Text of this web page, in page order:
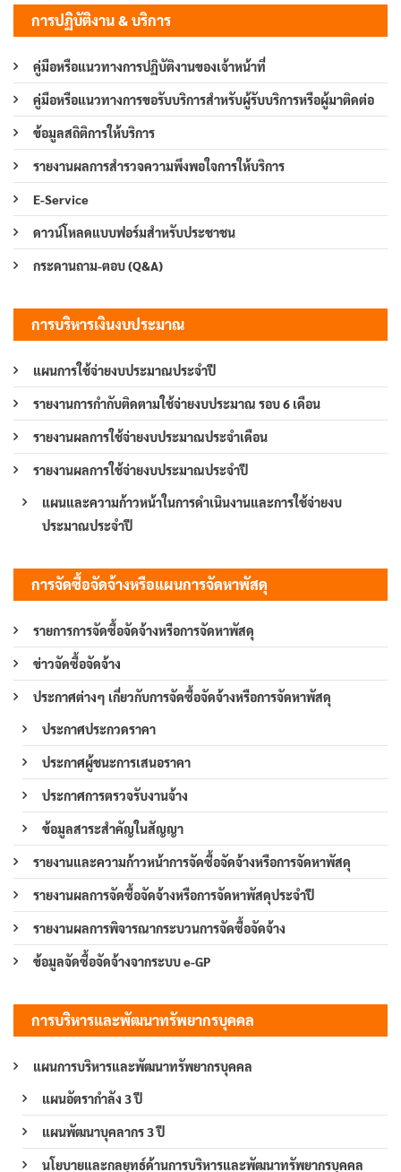
การปฏิบัติงาน & บริการ
คู่มือหรือแนวทางการปฏิบัติงานของเจ้าหน้าที่
คู่มือหรือแนวทางการขอรับบริการสำหรับผู้รับบริการหรือผู้มาติดต่อ
ข้อมูลสถิติการให้บริการ
รายงานผลการสำรวจความพึงพอใจการให้บริการ
E-Service
ดาวน์โหลดแบบฟอร์มสำหรับประชาชน
กระดานถาม-ตอบ (Q&A)
การบริหารเงินงบประมาณ
แผนการใช้จ่ายงบประมาณประจำปี
รายงานการกำกับติดตามใช้จ่ายงบประมาณ รอบ 6 เดือน
รายงานผลการใช้จ่ายงบประมาณประจำเดือน
รายงานผลการใช้จ่ายงบประมาณประจำปี
แผนและความก้าวหน้าในการดำเนินงานและการใช้จ่ายงบ
ประมาณประจำปี
การจัดซื้อจัดจ้างหรือแผนการจัดหาพัสดุ
รายการการจัดซื้อจัดจ้างหรือการจัดหาพัสดุ
ข่าวจัดซื้อจัดจ้าง
ประกาศต่างๆ เกี่ยวกับการจัดซื้อจัดจ้างหรือการจัดหาพัสดุ
ประกาศประกวดราคา
ประกาศผู้ชนะการเสนอราคา
ประกาศการตรวจรับงานจ้าง
ข้อมูลสาระสำคัญในสัญญา
รายงานและความก้าวหน้าการจัดซื้อจัดจ้างหรือการจัดหาพัสดุ
รายงานผลการจัดซื้อจัดจ้างหรือการจัดหาพัสดุประจำปี
รายงานผลการพิจารณากระบวนการจัดซื้อจัดจ้าง
ข้อมูลจัดซื้อจัดจ้างจากระบบ e-GP
การบริหารและพัฒนาทรัพยากรบุคคล
แผนการบริหารและพัฒนาทรัพยากรบุคคล
แผนอัตรากำลัง 3 ปี
แผนพัฒนาบุคลากร 3 ปี
นโยบายและกลยุทธ์ด้านการบริหารและพัฒนาทรัพยากรบุคคล